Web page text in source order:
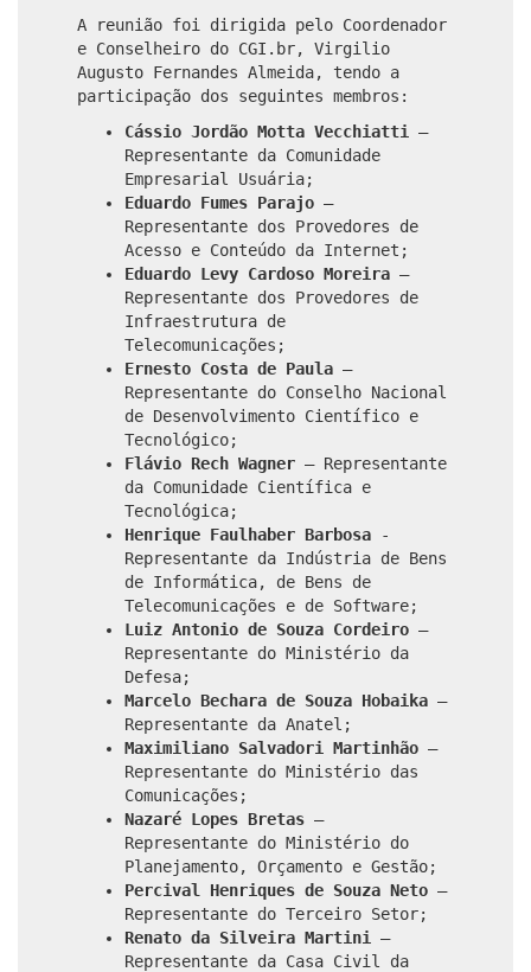
A reunião foi dirigida pelo Coordenador
e Conselheiro do CGI.br, Virgilio
Augusto Fernandes Almeida, tendo a
participação dos seguintes membros:
Cássio Jordão Motta Vecchiatti
–
Representante da Comunidade
Empresarial Usuária;
Eduardo Fumes Parajo –
Representante dos Provedores de
Acesso e Conteúdo da Internet;
Eduardo Levy Cardoso Moreira –
Representante dos Provedores de
Infraestrutura de
Telecomunicações;
Ernesto Costa de Paula –
Representante do Conselho Nacional
de Desenvolvimento Científico e
Tecnológico;
Flávio Rech Wagner – Representante
da Comunidade Científica e
Tecnológica;
Henrique Faulhaber Barbosa -
Representante da Indústria de Bens
de Informática, de Bens de
Telecomunicações e de Software;
Luiz Antonio de Souza Cordeiro –
Representante do Ministério da
Defesa;
Marcelo Bechara de Souza Hobaika –
Representante da Anatel;
Maximiliano Salvadori Martinhão –
Representante do Ministério das
Comunicações;
Nazaré Lopes Bretas –
Representante do Ministério do
Planejamento, Orçamento e Gestão;
Percival Henriques de Souza Neto –
Representante do Terceiro Setor;
Renato da Silveira Martini
–
Representante da Casa Civil da